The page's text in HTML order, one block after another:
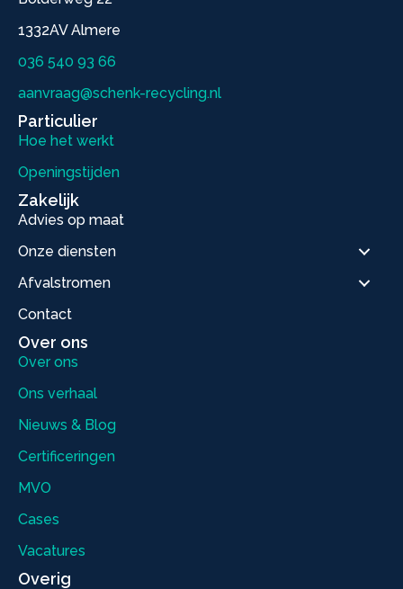
1332AV Almere
036 540 93 66
aanvraag@schenk-recycling.nl
Particulier
Hoe het werkt
Openingstijden
Zakelijk
Advies op maat
Onze diensten
Afvalstromen
Contact
Over ons
Over ons
Ons verhaal
Nieuws & Blog
Certificeringen
MVO
Cases
Vacatures
Overig